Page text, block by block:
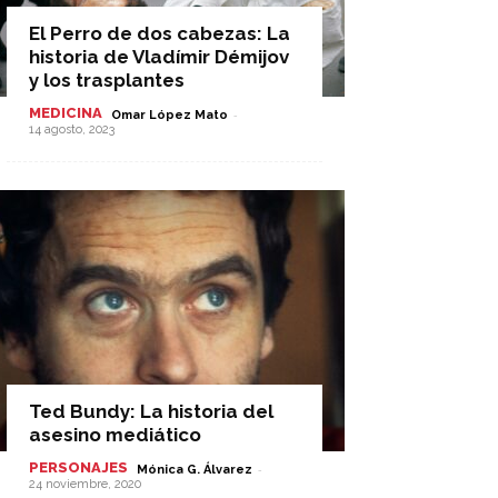
El Perro de dos cabezas: La
historia de Vladímir Démijov
y los trasplantes
MEDICINA Omar López Mato -
14 agosto, 2023
Ted Bundy: La historia del
asesino mediático
PERSONAJES Mónica G. Álvarez -
24 noviembre, 2020